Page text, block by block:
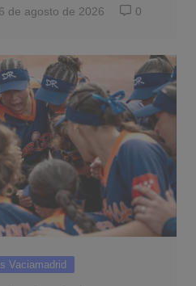
6 de agosto de 2026 0
Vaciamadrid